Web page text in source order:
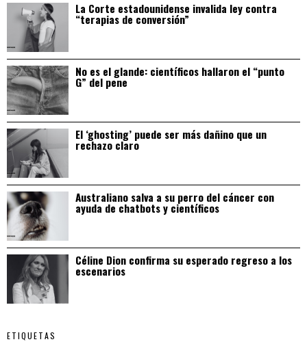
La Corte estadounidense invalida ley contra
“terapias de conversión”
No es el glande: científicos hallaron el “punto
G” del pene
El ‘ghosting’ puede ser más dañino que un
rechazo claro
Australiano salva a su perro del cáncer con
ayuda de chatbots y científicos
Céline Dion confirma su esperado regreso a los
escenarios
ETIQUETAS